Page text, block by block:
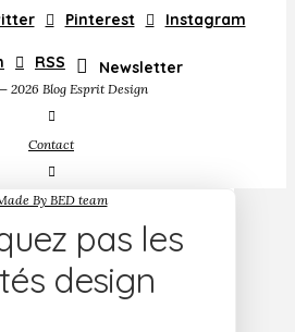
Pinterest Instagram
RSS Newsletter
2026 Blog Esprit Design
Contact
By BED team
pas les
design